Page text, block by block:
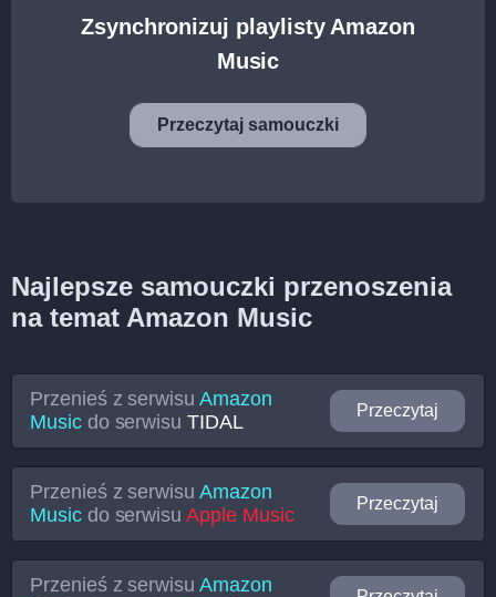
Zsynchronizuj playlisty Amazon
Music
Przeczytaj samouczki
Najlepsze samouczki przenoszenia
na temat Amazon Music
Przenieś z serwisu Amazon
Musicdo serwisuTIDAL
Przeczytaj
Przenieś z serwisu Amazon
Musicdo serwisuApple Music
Przeczytaj
Przenieś z serwisu Amazon